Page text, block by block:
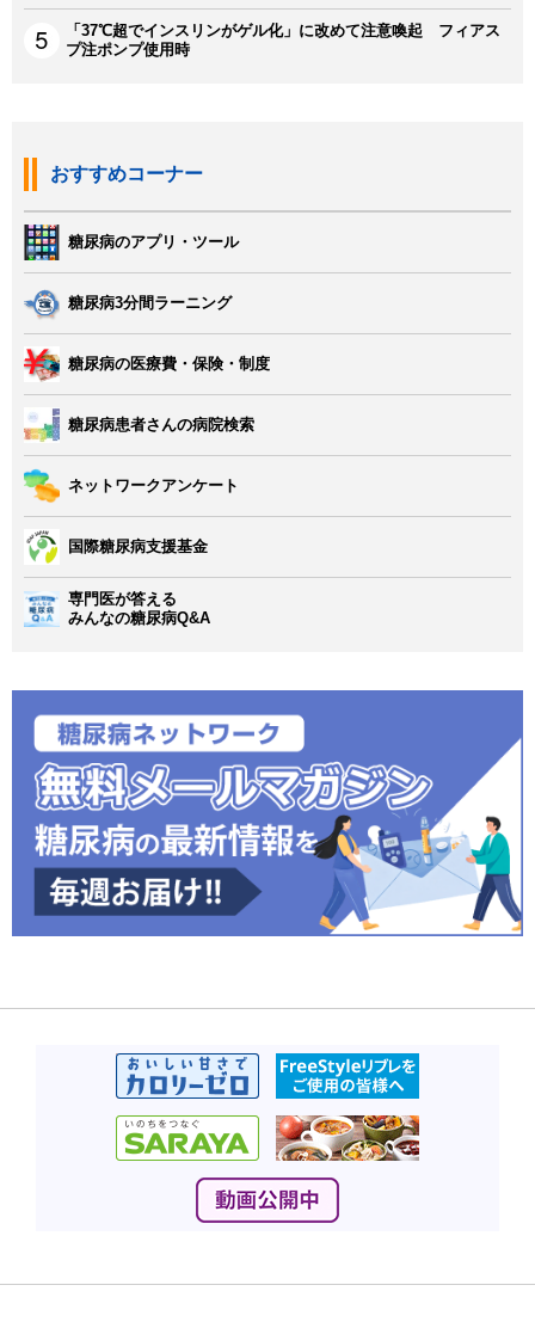
「37℃超でインスリンがゲル化」に改めて注意喚起 フィアス
プ注ポンプ使用時
おすすめコーナー
糖尿病のアプリ・ツール
糖尿病3分間ラーニング
糖尿病の医療費・保険・制度
糖尿病患者さんの病院検索
ネットワークアンケート
国際糖尿病支援基金
専門医が答える
みんなの糖尿病Q&A